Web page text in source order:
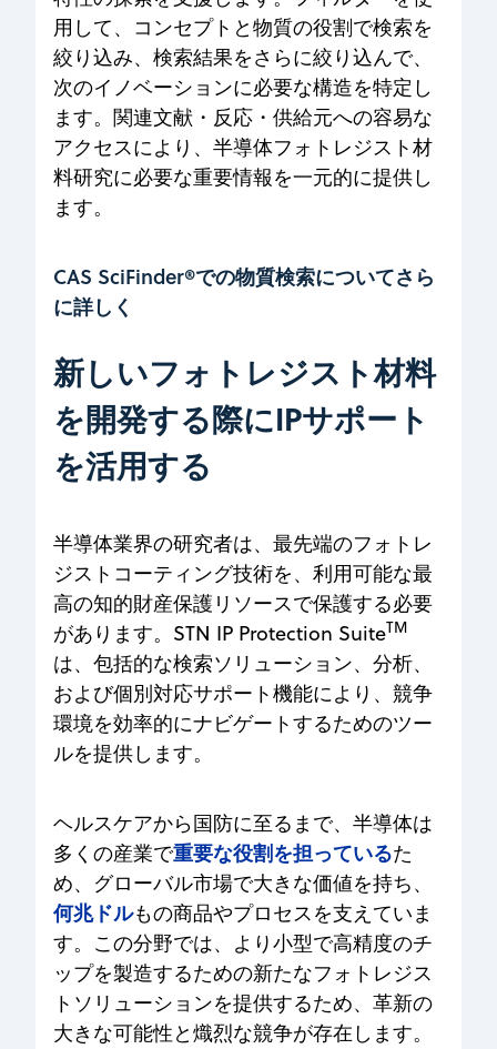
用して、コンセプトと物質の役割で検索を
絞り込み、検索結果をさらに絞り込んで、
次のイノベーションに必要な構造を特定し
ます。関連文献・反応・供給元への容易な
アクセスにより、半導体フォトレジスト材
料研究に必要な重要情報を一元的に提供し
ます。
CAS SciFinder®での物質検索についてさら
に詳しく
新しいフォトレジスト材料
を開発する際にIPサポート
を活用する
半導体業界の研究者は、最先端のフォトレ
ジストコーティング技術を、利用可能な最
高の知的財産保護リソースで保護する必要
があります。STN IP Protection SuiteTM
は、包括的な検索ソリューション、分析、
および個別対応サポート機能により、競争
環境を効率的にナビゲートするためのツー
ルを提供します。
ヘルスケアから国防に至るまで、半導体は
多くの産業で重要な役割を担っているた
め、グローバル市場で大きな価値を持ち、
何兆ドルもの商品やプロセスを支えていま
す。この分野では、より小型で高精度のチ
ップを製造するための新たなフォトレジス
トソリューションを提供するため、革新の
大きな可能性と熾烈な競争が存在します。